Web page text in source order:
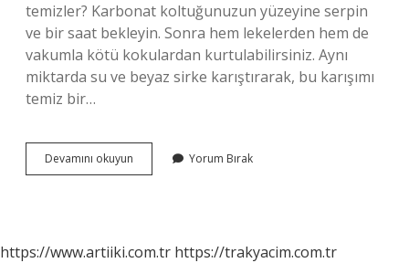
temizler? Karbonat koltuğunuzun yüzeyine serpin
ve bir saat bekleyin. Sonra hem lekelerden hem de
vakumla kötü kokulardan kurtulabilirsiniz. Aynı
miktarda su ve beyaz sirke karıştırarak, bu karışımı
temiz bir…
Devamını okuyun
Silmede
Yorum Bırak
https://www.artiiki.com.tr https://trakyacim.com.tr